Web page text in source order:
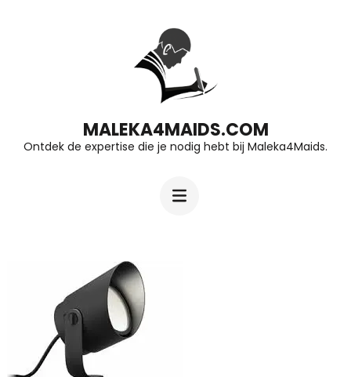
Enter)
MALEKA4MAIDS.COM
Ontdek de expertise die je nodig hebt bij Maleka4Maids.